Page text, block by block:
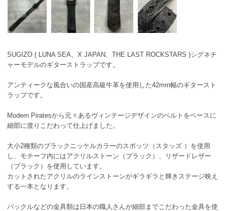
SUGIZO ( LUNA SEA、X JAPAN、THE LAST ROCKSTARS )シグネチ
ャーモデルのギターストラップです。
アンティークな風合いの国産高級牛革を使用した42mm幅のギタースト
ラップです。
Modern Piratesから元々あるヴィンテージデザインのベルトをベースに
細部に渡りこだわって仕上げました。
大小2種類のブラックニッケルカラーのスポッツ（スタッズ ）を使用
し、モチーフ内にはアクリルストーン（ブラック）、リザードレザー
（ブラック）を使用しています。
カットされたアクリルのラインストーンがギラギラと輝きステージ映え
する一本となります。
バックルなどの金具類は日本の職人さんが細部までこだわった金具を使